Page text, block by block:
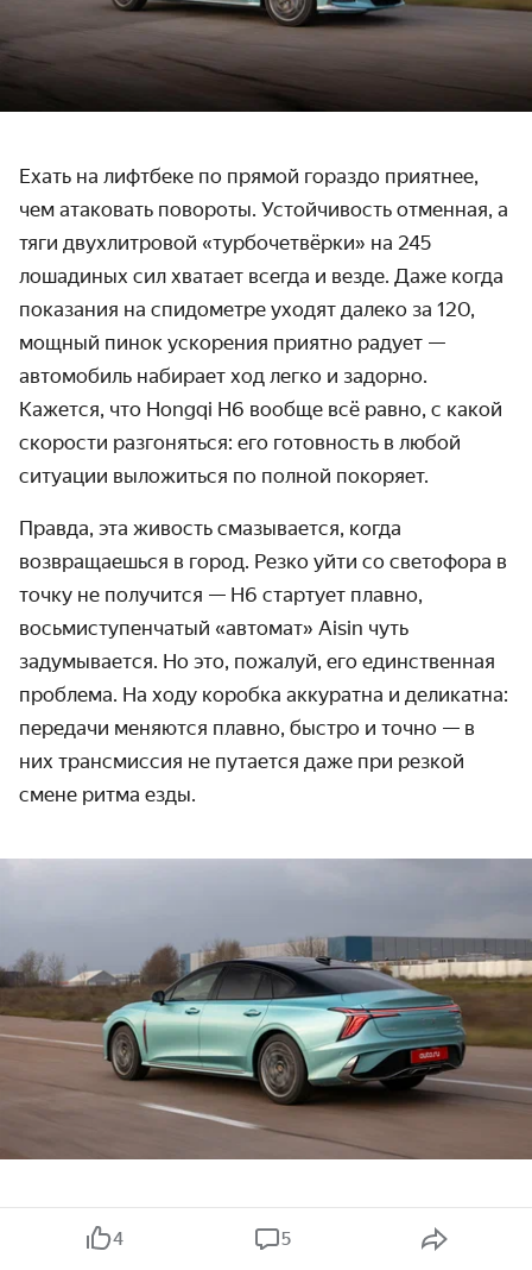
Ехать на лифтбеке по прямой гораздо приятнее,
чем атаковать повороты. Устойчивость отменная, а
тяги двухлитровой «турбочетвёрки» на 245
лошадиных сил хватает всегда и везде. Даже когда
показания на спидометре уходят далеко за 120,
мощный пинок ускорения приятно радует —
автомобиль набирает ход легко и задорно.
Кажется, что Hongqi H6 вообще всё равно, с какой
скорости разгоняться: его готовность в любой
ситуации выложиться по полной покоряет.
Правда, эта живость смазывается, когда
возвращаешься в город. Резко уйти со светофора в
точку не получится — H6 стартует плавно,
восьмиступенчатый «автомат» Aisin чуть
задумывается. Но это, пожалуй, его единственная
проблема. На ходу коробка аккуратна и деликатна:
передачи меняются плавно, быстро и точно — в
них трансмиссия не путается даже при резкой
смене ритма езды.
Шумоизоляция лифтбека — на очень хорошем
уровне. При движении по городу в салоне стоит
4 5